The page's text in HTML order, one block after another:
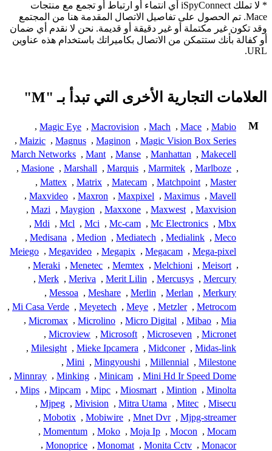
* لا تملك iSpyConnect أي انتماء أو ارتباط أو تجمع مع منتجات
Mace. تم الحصول على تفاصيل الاتصال المقدمة هنا من المجتمع
وقد تكون غير مكتملة أو غير دقيقة أو قديمة. نحن لا نقدم أي ضمان
أو كفالة بأنك ستتمكن من الاتصال بكاميراتك باستخدام هذه عناوين
URL.
العلامات التجارية الأخرى التي تبدأ بـ "M"
M
Mabio
,
Mace
,
Mach
,
Macrovision
,
Magic Eye
,
Magic Vision Box Series
,
Maginon
,
Magnus
,
Maizic
,
Makecell
,
Manhattan
,
Manse
,
Mant
,
March Networks
,
Marlboze
,
Marmitek
,
Marquis
,
Marshall
,
Masione
,
Master
,
Matchpoint
,
Matecam
,
Matrix
,
Mattex
,
Mavell
,
Maximus
,
Maxpixel
,
Maxron
,
Maxvideo
,
Maxvision
,
Maxwest
,
Maxxone
,
Maygion
,
Mazi
,
Mbx
,
Mc Electronics
,
Mc-cam
,
Mci
,
Mcl
,
Mdi
,
Meco
,
Medialink
,
Mediatech
,
Medion
,
Medisana
,
Mega-pixel
,
Megacam
,
Megapix
,
Megavideo
,
Meiego
,
Meisort
,
Melchioni
,
Memtex
,
Menetec
,
Meraki
,
Mercury
,
Mercusys
,
Merit Lilin
,
Meriva
,
Merk
,
Merkury
,
Merlan
,
Merlin
,
Meshare
,
Messoa
,
Metrocom
,
Metzler
,
Meye
,
Meyetech
,
Mi Casa Verde
,
Mia
,
Mibao
,
Micro Digital
,
Microlino
,
Micromax
,
Micronet
,
Microseven
,
Microsoft
,
Microview
,
Midas-link
,
Midconer
,
Mieke Ipcamera
,
Milesight
,
Milestone
,
Millennial
,
Mingyoushi
,
Mini
,
Mini Hd Ir Speed Dome
,
Minicam
,
Minking
,
Minnray
,
Minolta
,
Mintion
,
Miosmart
,
Mipc
,
Mipcam
,
Mips
,
Misecu
,
Mitec
,
Mitra Utama
,
Mivision
,
Mjpeg
,
Mjpg-streamer
,
Mnet Dvr
,
Mobiwire
,
Mobotix
,
Mocam
,
Mocon
,
Moja Ip
,
Moko
,
Momentum
,
Monacor
,
Monita Cctv
,
Monomat
,
Monoprice
,